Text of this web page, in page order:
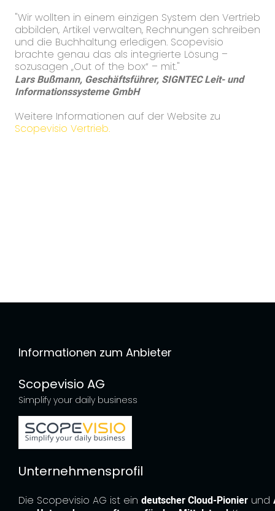
"Wir wollten in einem einzigen System den Vertrieb
abbilden, Artikel verwalten, Rechnungen schreiben
und die Buchhaltung erledigen. Scopevisio
brachte genau das als integrierte Lösung –
sozusagen „Out of the box“ – mit."
Lars Bußmann, Geschäftsführer, SIGNTEC Leit- und
Informationssysteme GmbH
Weitere Informationen auf der Website zu
Scopevisio Vertrieb.
Informationen zum Anbieter
Scopevisio AG
Simplify your daily business
Unternehmensprofil
Die Scopevisio AG ist eindeutscher Cloud-Pionier und